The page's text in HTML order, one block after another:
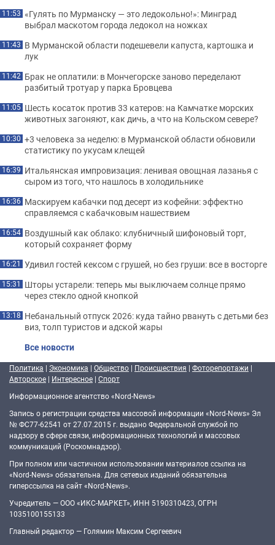
11:53 «Гулять по Мурманску — это ледокольно!»: Минград
выбрал маскотом города ледокол на ножках
11:43 В Мурманской области подешевели капуста, картошка и
лук
11:42 Брак не оплатили: в Мончегорске заново переделают
разбитый тротуар у парка Бровцева
11:05 Шесть косаток против 33 катеров: на Камчатке морских
животных загоняют, как дичь, а что на Кольском севере?
10:30 +3 человека за неделю: в Мурманской области обновили
статистику по укусам клещей
16:39 Итальянская импровизация: ленивая овощная лазанья с
сыром из того, что нашлось в холодильнике
16:36 Маскируем кабачки под десерт из кофейни: эффектно
справляемся с кабачковым нашествием
16:54 Воздушный как облако: клубничный шифоновый торт,
который сохраняет форму
16:21 Удивил гостей кексом с грушей, но без груши: все в восторге
15:31 Шторы устарели: теперь мы выключаем солнце прямо
через стекло одной кнопкой
13:18 Небанальный отпуск 2026: куда тайно рвануть с детьми без
виз, толп туристов и адской жары
Все новости
Политика | Экономика | Общество | Происшествия | Фоторепортажи |
Авторское | Интересное | Спорт
Информационное агентство «Nord-News»
Запись о регистрации средства массовой информации «Nord-News» Эл
№ ФС77-62541 от 27.07.2015 г. выдано Федеральной службой по
надзору в сфере связи, информационных технологий и массовых
коммуникаций (Роскомнадзор).
При полном или частичном использовании материалов ссылка на
«Nord-News» обязательна. Для сетевых изданий обязательна
гиперссылка на сайт «Nord-News».
Учредитель — ООО «ИКС-МАРКЕТ», ИНН 5190310423, ОГРН
1035100155133
Главный редактор — Голямин Максим Сергеевич